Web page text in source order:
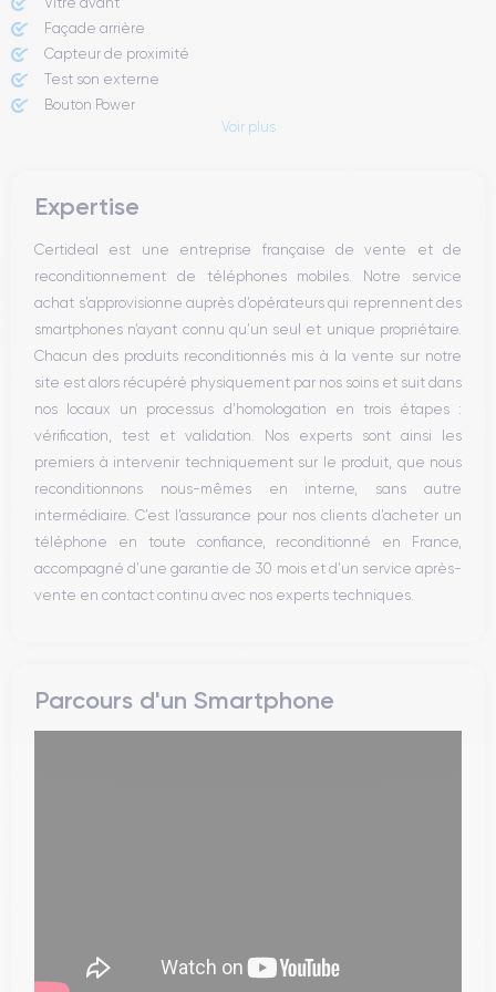
Façade arrière
Capteur de proximité
Test son externe
Bouton Power
Haut parleur
Bouton Home
Bluetooth
WiFi
Réseau
Vibreur
Prise USB
Voir plus
Expertise
Certideal est une entreprise française de vente et de
reconditionnement de téléphones mobiles. Notre service
achat s’approvisionne auprès d’opérateurs qui reprennent des
smartphones n’ayant connu qu’un seul et unique propriétaire.
Chacun des produits reconditionnés mis à la vente sur notre
site est alors récupéré physiquement par nos soins et suit dans
nos locaux un processus d’homologation en trois étapes :
vérification, test et validation. Nos experts sont ainsi les
premiers à intervenir techniquement sur le produit, que nous
reconditionnons nous-mêmes en interne, sans autre
intermédiaire. C’est l’assurance pour nos clients d’acheter un
téléphone en toute confiance, reconditionné en France,
accompagné d’une garantie de 30 mois et d’un service après-
vente en contact continu avec nos experts techniques.
Parcours d'un Smartphone